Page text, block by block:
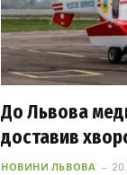
До Львова
доставив
НОВИНИ ЛЬВОВА